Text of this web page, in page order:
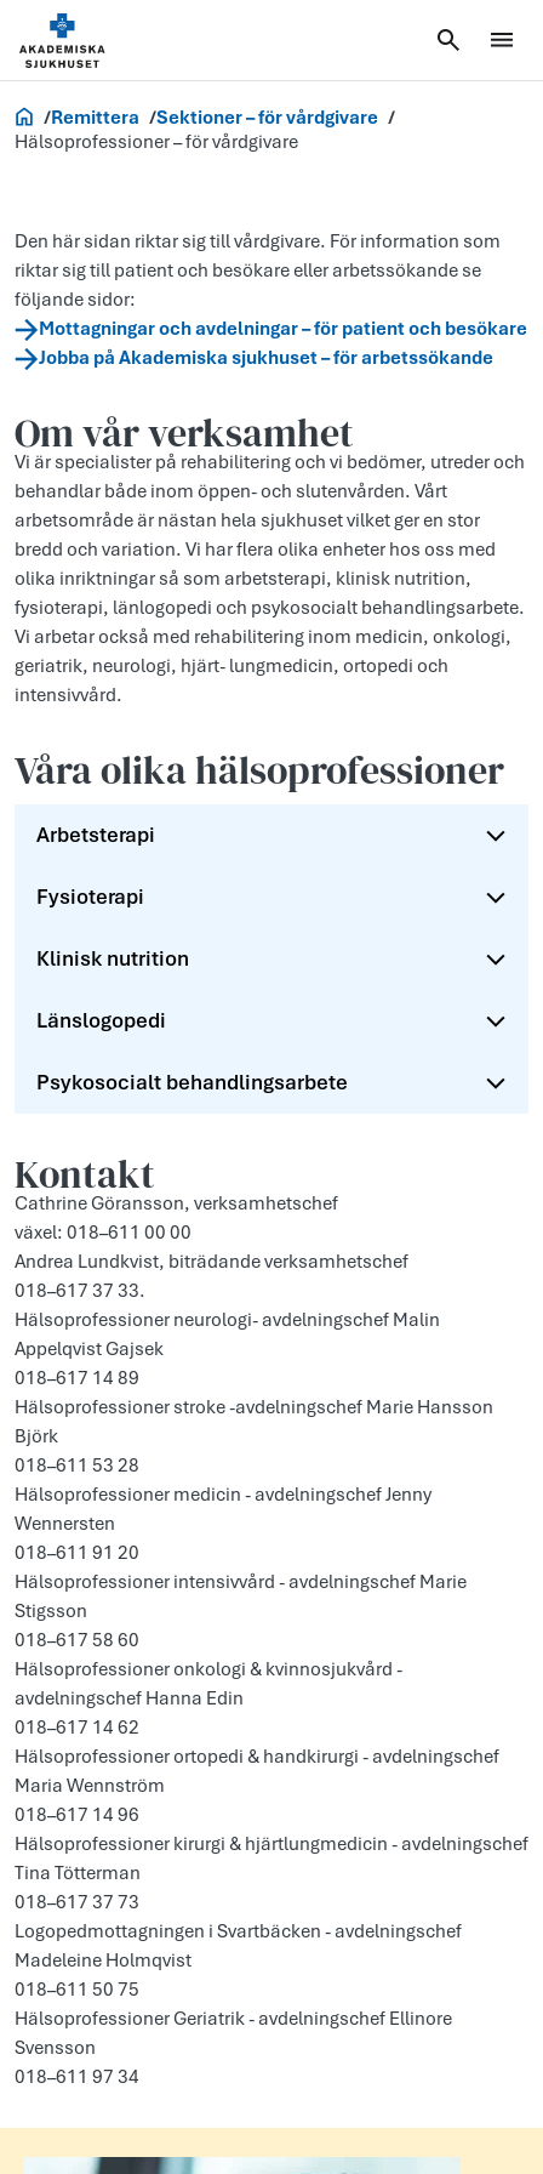
Vårdgivare
Remittera
Sektioner – för vårdgivare
Hälsoprofessioner – för vårdgivare
Den här sidan riktar sig till vårdgivare. För information som
riktar sig till patient och besökare eller arbetssökande se
följande sidor:
Mottagningar och avdelningar – för patient och besökare
Jobba på Akademiska sjukhuset – för arbetssökande
Om vår verksamhet
Vi är specialister på rehabilitering och vi bedömer, utreder och
behandlar både inom öppen- och slutenvården. Vårt
arbetsområde är nästan hela sjukhuset vilket ger en stor
bredd och variation. Vi har flera olika enheter hos oss med
olika inriktningar så som arbetsterapi, klinisk nutrition,
fysioterapi, länlogopedi och psykosocialt behandlingsarbete.
Vi arbetar också med rehabilitering inom medicin, onkologi,
geriatrik, neurologi, hjärt- lungmedicin, ortopedi och
intensivvård.
Våra olika hälsoprofessioner
Arbetsterapi
Fysioterapi
Klinisk nutrition
Länslogopedi
Psykosocialt behandlingsarbete
Kontakt
Cathrine Göransson, verksamhetschef
växel: 018–611 00 00
Andrea Lundkvist, biträdande verksamhetschef
018–617 37 33.
Hälsoprofessioner neurologi- avdelningschef Malin
Appelqvist Gajsek
018–617 14 89
Hälsoprofessioner stroke -avdelningschef Marie Hansson
Björk
018–611 53 28
Hälsoprofessioner medicin - avdelningschef Jenny
Wennersten
018–611 91 20
Hälsoprofessioner intensivvård - avdelningschef Marie
Stigsson
018–617 58 60
Hälsoprofessioner onkologi & kvinnosjukvård -
avdelningschef Hanna Edin
018–617 14 62
Hälsoprofessioner ortopedi & handkirurgi - avdelningschef
Maria Wennström
018–617 14 96
Hälsoprofessioner kirurgi & hjärtlungmedicin - avdelningschef
Tina Tötterman
018–617 37 73
Logopedmottagningen i Svartbäcken - avdelningschef
Madeleine Holmqvist
018–611 50 75
Hälsoprofessioner Geriatrik - avdelningschef Ellinore
Svensson
018–611 97 34